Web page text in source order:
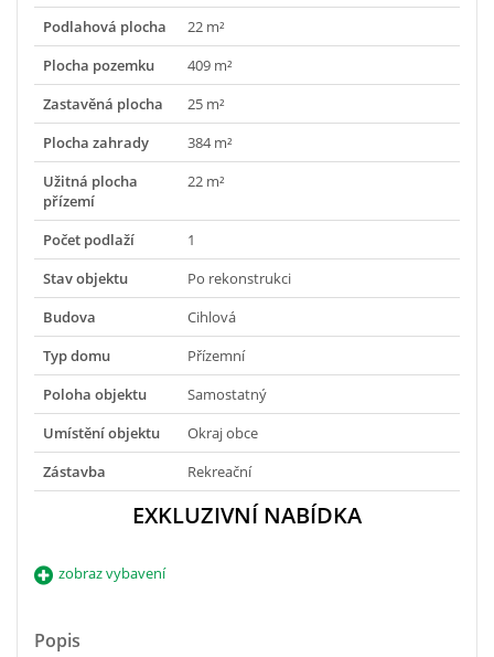
Podlahová plocha
22 m²
Plocha pozemku
409 m²
Zastavěná plocha
25 m²
Plocha zahrady
384 m²
Užitná plocha
přízemí
22 m²
Počet podlaží
1
Stav objektu
Po rekonstrukci
Budova
Cihlová
Typ domu
Přízemní
Poloha objektu
Samostatný
Umístění objektu
Okraj obce
Zástavba
Rekreační
EXKLUZIVNÍ NABÍDKA
zobraz vybavení
Popis